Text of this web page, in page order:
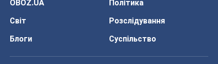
OBOZ.UA
Політика
Світ
Розслідування
Блоги
Суспільство